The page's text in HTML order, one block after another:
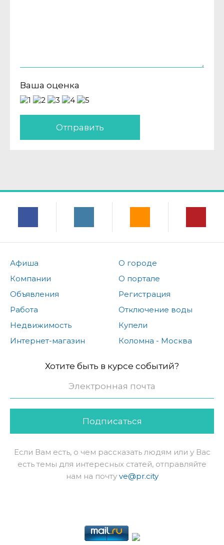
Ваша оценка
Отправить
Афиша
Компании
Объявления
Работа
Недвижимость
Интернет-магазин
О городе
О портале
Регистрация
Отключение воды
Купели
Коломна - Москва
Хотите быть в курсе событий?
Подписаться
Если Вам есть, о чем рассказать людям или у Вас
есть темы для интересных статей, отправляйте
нам на почту ve@pr.city